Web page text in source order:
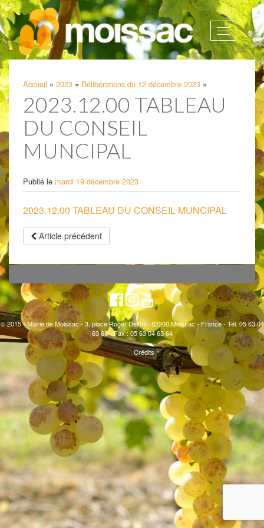
Afficher
la
Accueil » 2023 » Délibérations du 12 décembre 2023 »
2023.12.00 TABLEAU
DU CONSEIL
MUNCIPAL
Publié le mardi 19 décembre 2023
2023.12.00 TABLEAU DU CONSEIL MUNCIPAL
Article précédent
© 2015 - Mairie de Moissac - 3, place Roger Delthil - 82200 Moissac - France - Tél. 05 63 04
63 63 - Fax : 05 63 04 63 64
Crédits